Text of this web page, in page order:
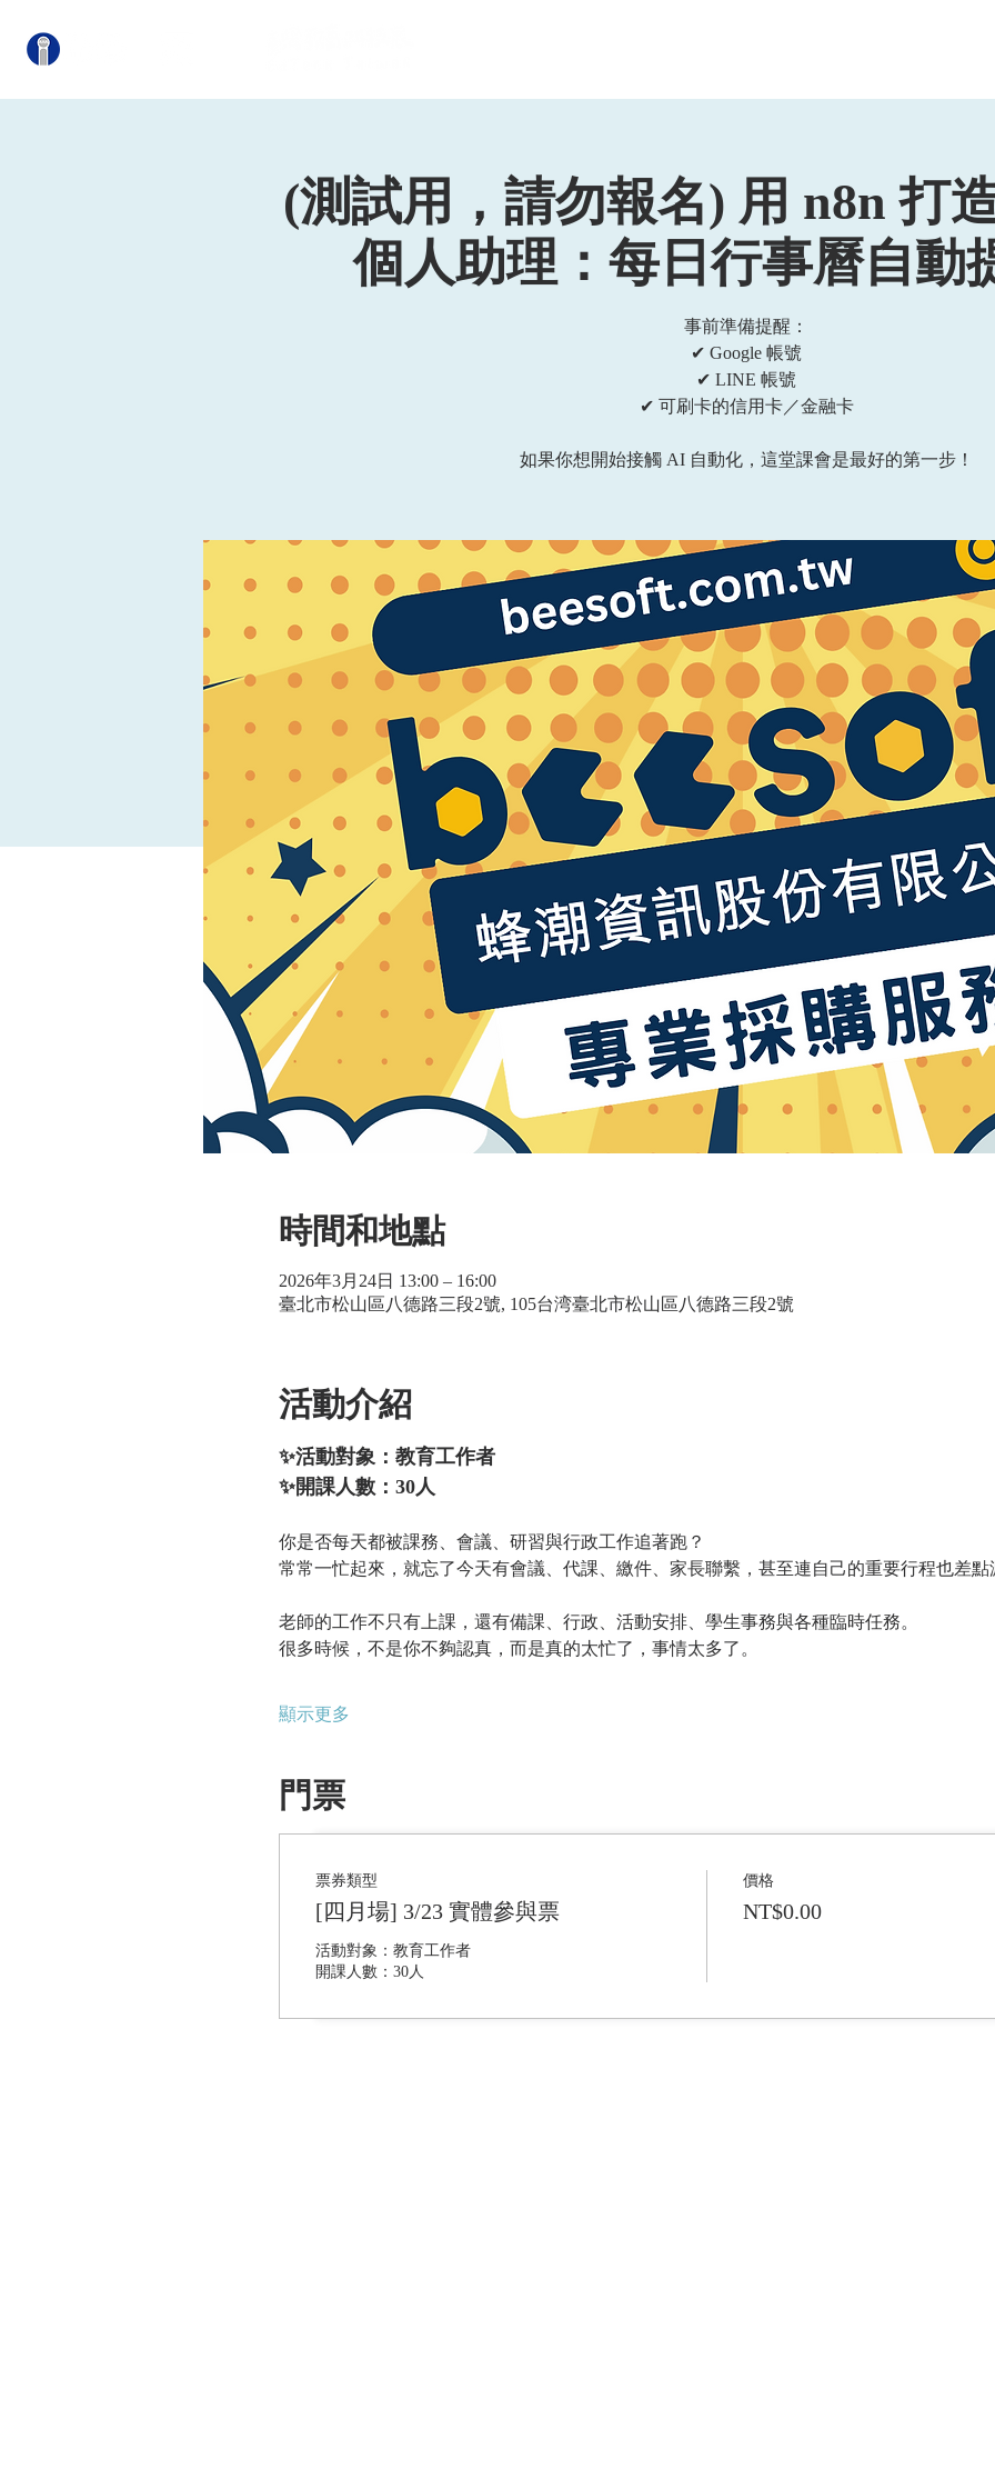
(測試用，請勿報名) 用 n8n 打
個人助理：每日行事曆自動
事前準備提醒：
✔ Google 帳號
✔ LINE 帳號
✔ 可刷卡的信用卡／金融卡
如果你想開始接觸 AI 自動化，這堂課會是最好的第一步！
時間和地點
2026年3月24日 13:00 – 16:00
臺北市松山區八德路三段2號, 105台湾臺北市松山區八德路三段2號
活動介紹
✨活動對象：教育工作者
✨開課人數：30人
你是否每天都被課務、會議、研習與行政工作追著跑？
常常一忙起來，就忘了今天有會議、代課、繳件、家長聯繫，甚至連自己的重要行程也差點
老師的工作不只有上課，還有備課、行政、活動安排、學生事務與各種臨時任務。
很多時候，不是你不夠認真，而是真的太忙了，事情太多了。
顯示更多
門票
票券類型
[四月場] 3/23 實體參與票
活動對象：教育工作者
開課人數：30人
價格
NT$0.00